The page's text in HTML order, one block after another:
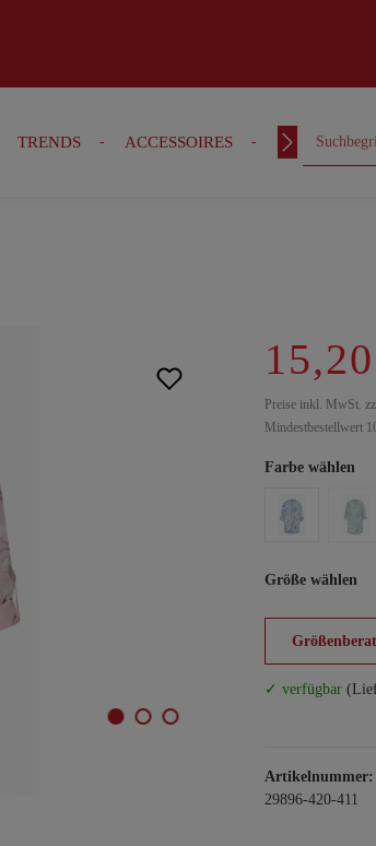
TRENDS ACCESSOIRES OUTFITS
Preise inkl. MwSt.
Mindestbestellwert
Farbe wählen
Größe wählen
✓ verfügbar
Artikelnummer:
29896-420-411